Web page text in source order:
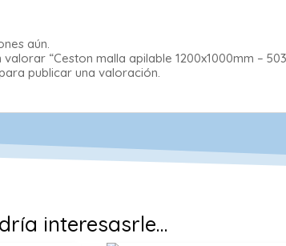
aún.
“Ceston malla apilable 1200x1000mm –
publicar una valoración.
interesasrle…